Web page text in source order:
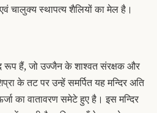
चालुक्य स्थापत्य शैलियों का मेल है।
रूप हैं, जो उज्जैन के शाश्वत संरक्षक और
के तट पर उन्हें समर्पित यह मन्दिर अति
का वातावरण समेटे हुए है। इस मन्दिर